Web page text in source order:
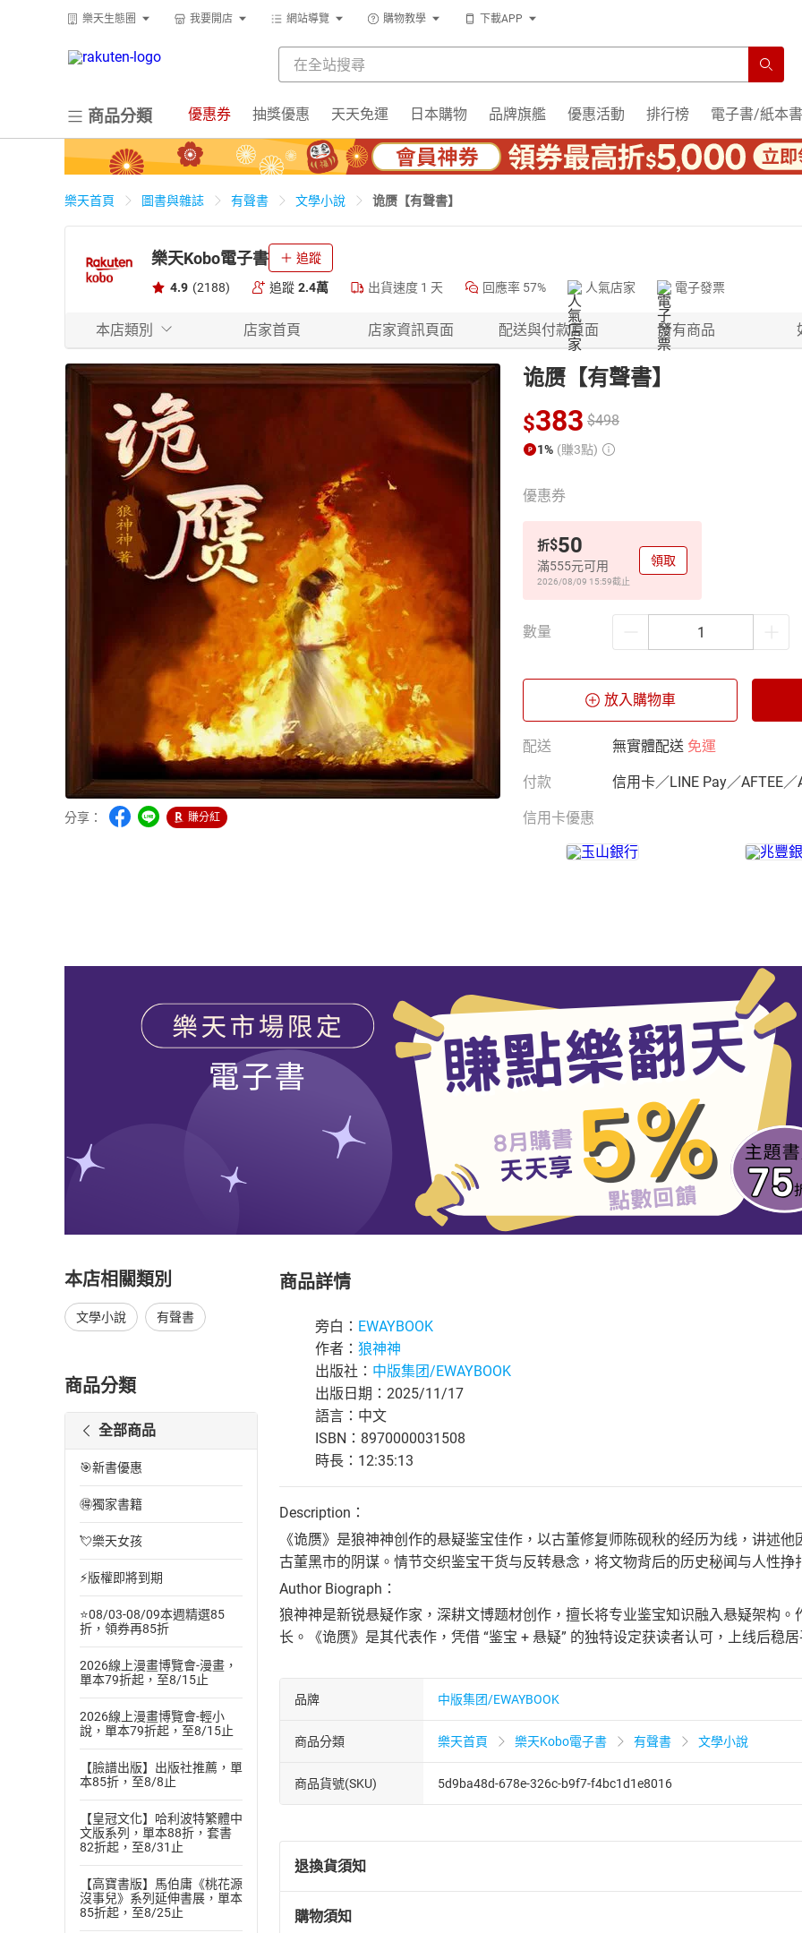
樂天生態圈 我要開店 網站導覽 購物教學 下載APP
商品分類 優惠券 抽獎優惠 天天免運 日本購物 品牌旗艦 優惠活動 排行榜 電子書/紙本書
樂天首頁 圖書與雜誌 有聲書 文學小說 诡赝【有聲書】
樂天Kobo電子書 追蹤
4.9 (2188) 追蹤 2.4萬 出貨速度 1 天 回應率 57% 人氣店家 電子發票
本店類別 店家首頁 店家資訊頁面 配送與付款頁面 所有商品
分享： 賺分紅
诡赝【有聲書】
$383 $498
1% (賺3點)
優惠券
折$50
滿555元可用
2026/08/09 15:59截止
領取
數量
放入購物車
配送 無實體配送 免運
付款 信用卡／LINE Pay／AFTEE／
信用卡優惠
本店相關類別
文學小說 有聲書
商品分類
全部商品
🎯新書優惠
🉐獨家書籍
💘樂天女孩
⚡版權即將到期
⭐08/03-08/09本週精選85
折，領券再85折
2026線上漫畫博覽會-漫畫，
單本79折起，至8/15止
2026線上漫畫博覽會-輕小
說，單本79折起，至8/15止
【臉譜出版】出版社推薦，單
本85折，至8/8止
【皇冠文化】哈利波特繁體中
文版系列，單本88折，套書
82折起，至8/31止
【高寶書版】馬伯庸《桃花源
沒事兒》系列延伸書展，單本
85折起，至8/25止
商品詳情
旁白： EWAYBOOK
作者： 狼神神
出版社： 中版集团/EWAYBOOK
出版日期：2025/11/17
語言：中文
ISBN：8970000031508
時長：12:35:13
Description：
《诡赝》是狼神神创作的悬疑鉴宝佳作，以古董修复师陈砚秋的经历为线，讲述
古董黑市的阴谋。情节交织鉴宝干货与反转悬念，将文物背后的历史秘闻与人性
Author Biograph：
狼神神是新锐悬疑作家，深耕文博题材创作，擅长将专业鉴宝知识融入悬疑架构
长。《诡赝》是其代表作，凭借 “鉴宝 + 悬疑” 的独特设定获读者认可，上线后稳
品牌 中版集团/EWAYBOOK
商品分類 樂天首頁 樂天Kobo電子書 有聲書 文學小說
商品貨號(SKU) 5d9ba48d-678e-326c-b9f7-f4bc1d1e8016
退換貨須知
退換貨規定：
購物須知